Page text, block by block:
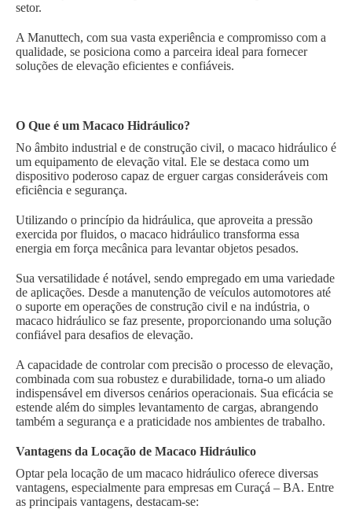
setor.
A Manuttech, com sua vasta experiência e compromisso com a
qualidade, se posiciona como a parceira ideal para fornecer
soluções de elevação eficientes e confiáveis.
O Que é um Macaco Hidráulico?
No âmbito industrial e de construção civil, o macaco hidráulico é
um equipamento de elevação vital. Ele se destaca como um
dispositivo poderoso capaz de erguer cargas consideráveis com
eficiência e segurança.
Utilizando o princípio da hidráulica, que aproveita a pressão
exercida por fluidos, o macaco hidráulico transforma essa
energia em força mecânica para levantar objetos pesados.
Sua versatilidade é notável, sendo empregado em uma variedade
de aplicações. Desde a manutenção de veículos automotores até
o suporte em operações de construção civil e na indústria, o
macaco hidráulico se faz presente, proporcionando uma solução
confiável para desafios de elevação.
A capacidade de controlar com precisão o processo de elevação,
combinada com sua robustez e durabilidade, torna-o um aliado
indispensável em diversos cenários operacionais. Sua eficácia se
estende além do simples levantamento de cargas, abrangendo
também a segurança e a praticidade nos ambientes de trabalho.
Vantagens da Locação de Macaco Hidráulico
Optar pela locação de um macaco hidráulico oferece diversas
vantagens, especialmente para empresas em Curaçá – BA. Entre
as principais vantagens, destacam-se: